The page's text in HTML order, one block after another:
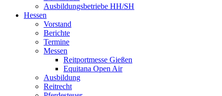
Ausbildungsbetriebe HH/SH
Hessen
Vorstand
Berichte
Termine
Messen
Reitportmesse Gießen
Equitana Open Air
Ausbildung
Reitrecht